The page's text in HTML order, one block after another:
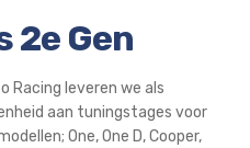
2e Gen
Racing leveren we als
aan tuningstages voor
One, One D, Cooper,